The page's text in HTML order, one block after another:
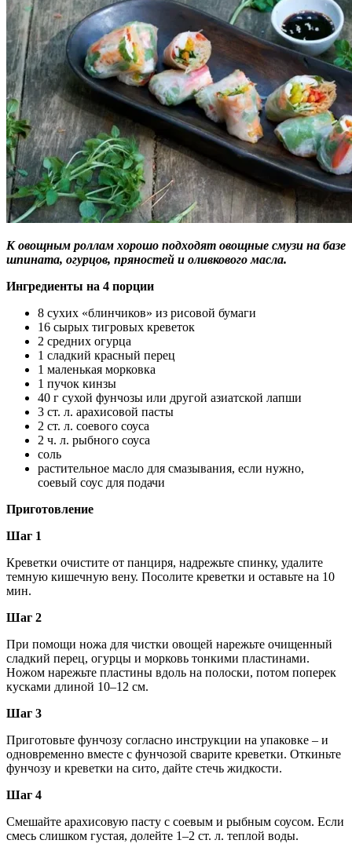
К овощным роллам хорошо подходят овощные смузи на базе
шпината, огурцов, пряностей и оливкового масла.
Ингредиенты на 4 порции
8 сухих «блинчиков» из рисовой бумаги
16 сырых тигровых креветок
2 средних огурца
1 сладкий красный перец
1 маленькая морковка
1 пучок кинзы
40 г сухой фунчозы или другой азиатской лапши
3 ст. л. арахисовой пасты
2 ст. л. соевого соуса
2 ч. л. рыбного соуса
соль
растительное масло для смазывания, если нужно,
соевый соус для подачи
Приготовление
Шаг 1
Креветки очистите от панциря, надрежьте спинку, удалите
темную кишечную вену. Посолите креветки и оставьте на 10
мин.
Шаг 2
При помощи ножа для чистки овощей нарежьте очищенный
сладкий перец, огурцы и морковь тонкими пластинами.
Ножом нарежьте пластины вдоль на полоски, потом поперек
кусками длиной 10–12 см.
Шаг 3
Приготовьте фунчозу согласно инструкции на упаковке – и
одновременно вместе с фунчозой сварите креветки. Откиньте
фунчозу и креветки на сито, дайте стечь жидкости.
Шаг 4
Смешайте арахисовую пасту с соевым и рыбным соусом. Если
смесь слишком густая, долейте 1–2 ст. л. теплой воды.